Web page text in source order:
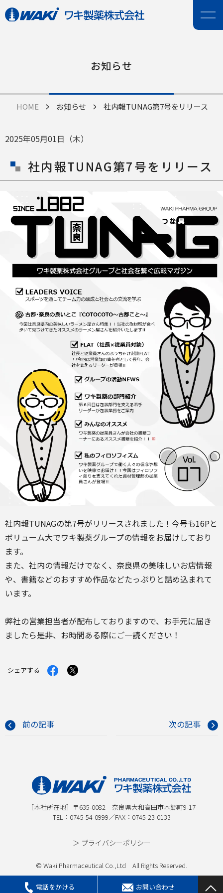
お知らせ
HOME お知らせ 社内報TUNAG第7号をリリース
2025年05月01日（木）
社内報TUNAG第7号をリリース
社内報TUNAGの第7号がリリースされました！今号も16Pと
ボリューム大でワキ製薬グループの情報をお届けしており
ます。
また、社内の情報だけでなく、奈良県の美味しいお店情報
や、書籍などのおすすめ作品などたっぷりと詰め込まれて
います。
弊社の営業担当者が配布しておりますので、お手元に届き
ましたら是非、お時間ある際にご一読ください！
シェアする Facebook
で
X
で
前の記事 次の記事
［本社所在地］〒635-0082 奈良県大和高田市本郷町9-17
TEL： 0745-54-0999／FAX：0745-23-0133
＞ プライバシーポリシー
© Waki Pharmaceutical Co.,Ltd All Rights Reserved.
電話をかける お問い合わせ